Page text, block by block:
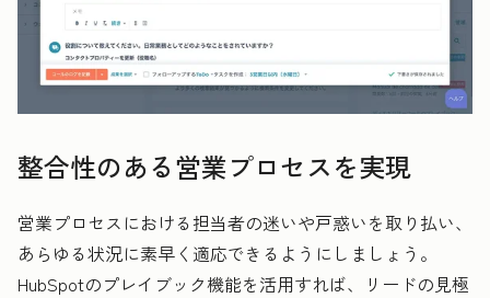
整合性のある営業プロセスを実現
営業プロセスにおける担当者の迷いや戸惑いを取り払い、
あらゆる状況に素早く適応できるようにしましょう。
HubSpotのプレイブック機能を活用すれば、リードの見極